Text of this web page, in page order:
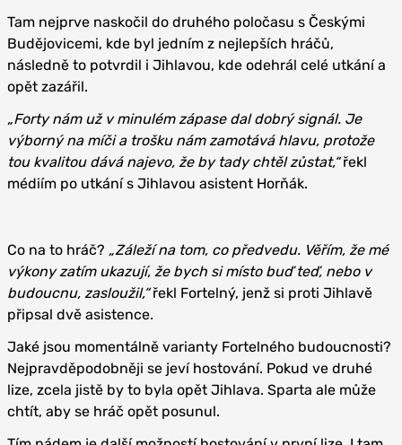
Tam nejprve naskočil do druhého poločasu s Českými
Budějovicemi, kde byl jedním z nejlepších hráčů,
následně to potvrdil i Jihlavou, kde odehrál celé utkání a
opět zazářil.
„Forty nám už v minulém zápase dal dobrý signál. Je
výborný na míči a trošku nám zamotává hlavu, protože
tou kvalitou dává najevo, že by tady chtěl zůstat,“řekl
médiím po utkání s Jihlavou asistent Horňák.
Co na to hráč? „Záleží na tom, co předvedu. Věřím, že mé
výkony zatím ukazují, že bych si místo buď teď, nebo v
budoucnu, zasloužil,“řekl Fortelný, jenž si proti Jihlavě
připsal dvě asistence.
Jaké jsou momentálně varianty Fortelného budoucnosti?
Nejpravděpodobněji se jeví hostování. Pokud ve druhé
lize, zcela jistě by to byla opět Jihlava. Sparta ale může
chtít, aby se hráč opět posunul.